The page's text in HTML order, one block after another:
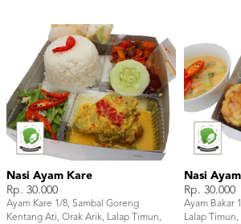
Nasi Ayam Kare
Rp. 30.000
Ayam Kare 1/8, Sambal Goreng
Kentang Ati, Orak Arik, Lalap Timun,
Nasi
Rp. 30.000
Ayam Bakar
Lalap